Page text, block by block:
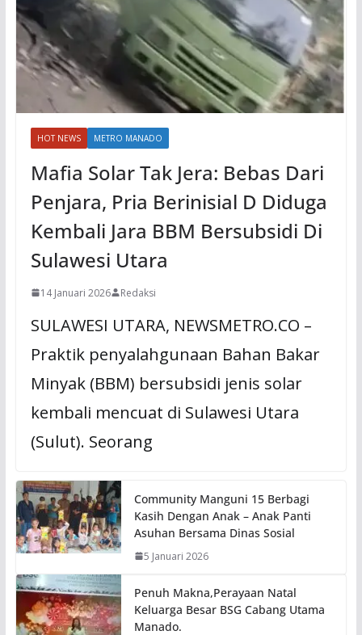
HOT NEWS METRO MANADO
Mafia Solar Tak Jera: Bebas Dari
Penjara, Pria Berinisial D Diduga
Kembali Jara BBM Bersubsidi Di
Sulawesi Utara
14 Januari 2026 Redaksi
SULAWESI UTARA, NEWSMETRO.CO –
Praktik penyalahgunaan Bahan Bakar
Minyak (BBM) bersubsidi jenis solar
kembali mencuat di Sulawesi Utara
(Sulut). Seorang
Community Manguni 15 Berbagi
Kasih Dengan Anak – Anak Panti
Asuhan Bersama Dinas Sosial
5 Januari 2026
Penuh Makna,Perayaan Natal
Keluarga Besar BSG Cabang Utama
Manado.